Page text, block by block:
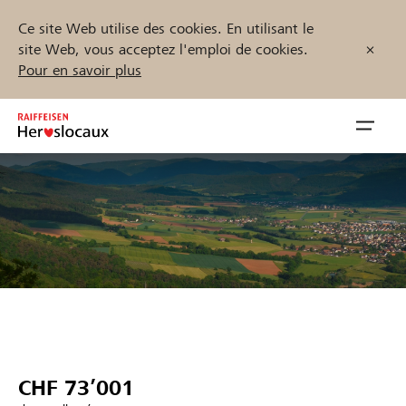
Ce site Web utilise des cookies. En utilisant le
site Web, vous acceptez l'emploi de cookies.
Pour en savoir plus
Inhalt
springen
öffnen
Soutien & assistance
Trouvez des projets et des organisations
Démarrez maintenant
CHF 73’001